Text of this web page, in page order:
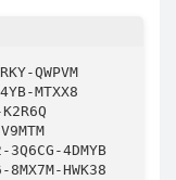
QWPVM
MTXX8
3Q6CG-4DMYB
HWK38